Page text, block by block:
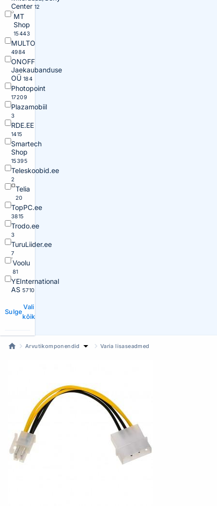
Center 12
MT
Shop
15443
MULTO
4984
ONOFF
Jaekaubanduse
OÜ 184
Photopoint
17209
Plazamobiil
3
RDE.EE
1415
Smartech
Shop
15395
Teleskoobid.ee
2
Telia
20
TopPC.ee
3815
Trodo.ee
3
TuruLiider.ee
7
Voolu
81
YEInternational
AS 5710
Sulge
Vali
kõik
Arvutikomponendid Varia lisaseadmed